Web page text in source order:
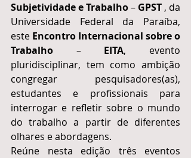
Subjetividade e Trabalho – GPST , da
Universidade Federal da Paraíba,
este Encontro Internacional sobre o
Trabalho – EITA, evento
pluridisciplinar, tem como ambição
congregar pesquisadores(as),
estudantes e profissionais para
interrogar e refletir sobre o mundo
do trabalho a partir de diferentes
olhares e abordagens.
Reúne nesta edição três eventos